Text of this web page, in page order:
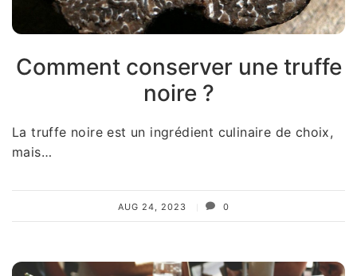
Comment conserver une truffe
noire ?
La truffe noire est un ingrédient culinaire de choix,
mais…
AUG 24, 2023 0